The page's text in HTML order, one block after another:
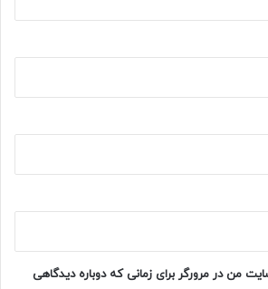
من در مرورگر برای زمانی که دوباره دیدگاهی